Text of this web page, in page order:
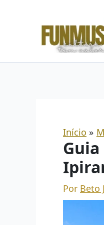
Início
Por Beto